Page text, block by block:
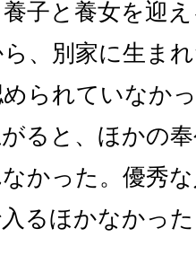
子と養女を迎
、別家に生ま
られていなか
ると、ほかの
かった。優秀
るほかなかっ